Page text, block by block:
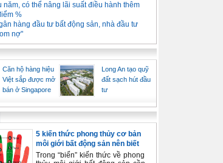
năm, có thể nâng lãi suất điều hành thêm
%
hàng đầu tư bất động sản, nhà đầu tư
nợ"
Căn hộ hàng hiệu
Việt sắp được mở
bán ở Singapore
Long An tạo quỹ
đất sạch hút đầu
tư
5 kiến thức phong thủy cơ bản
môi giới bất động sản nên biết
Trong “biển” kiến thức về phong